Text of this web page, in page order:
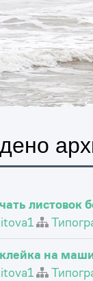
на